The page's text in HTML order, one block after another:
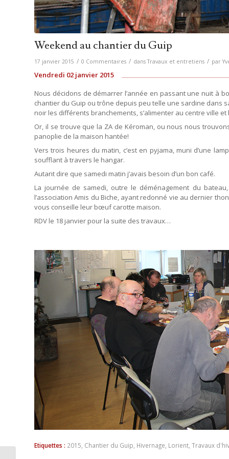
Weekend au chantier du Guip
17 janvier 2015 / 0 Commentaires / dansTravaux et entretiens / par
Vendredi 02 janvier 2015
Nous décidons de démarrer l’année en passant une nuit à
chantier du Guip ou trône depuis peu telle une sardine dans
noir les différents branchements, s’alimenter au centre ville
Or, il se trouve que la ZA de Kéroman, ou nous nous
panoplie de la maison hantée!
Vers trois heures du matin, c’est en pyjama, muni d’une
soufflant à travers le hangar.
Autant dire que samedi matin j’avais besoin d’un bon café.
La journée de samedi, outre le déménagement du
l’association Amis du Biche, ayant redonné vie au dernier
vous conseille leur bœuf carotte maison.
RDV le 18 janvier pour la suite des travaux…
Etiquettes : 2015 Chantier du Guip Hivernage Lorient Travaux